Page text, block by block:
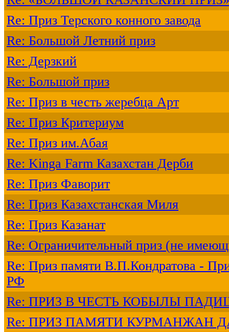
Re: Приз Терского конного завода
Re: Большой Летний приз
Re: Дерзкий
Re: Большой приз
Re: Приз в честь жеребца Арт
Re: Приз Критериум
Re: Приз им.Абая
Re: Kinga Farm Казахстан Дерби
Re: Приз Фаворит
Re: Приз Казахстанская Миля
Re: Приз Казанат
Re: Ограничительный приз (не
Re: Приз памяти В.П.Кондратова -
РФ
Re: ПРИЗ В ЧЕСТЬ КОБЫЛЫ
Re: ПРИЗ ПАМЯТИ КУРМАНЖАН